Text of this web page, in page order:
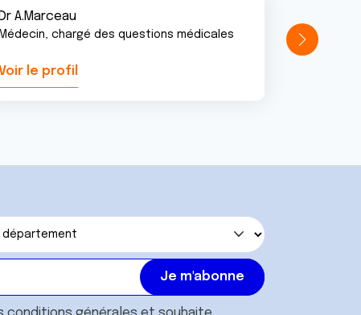
Dr A.Marceau
Médecin, chargé des questions médicales
le profil